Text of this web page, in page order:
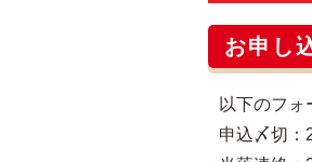
お申し
以下のフォ
申込〆切：